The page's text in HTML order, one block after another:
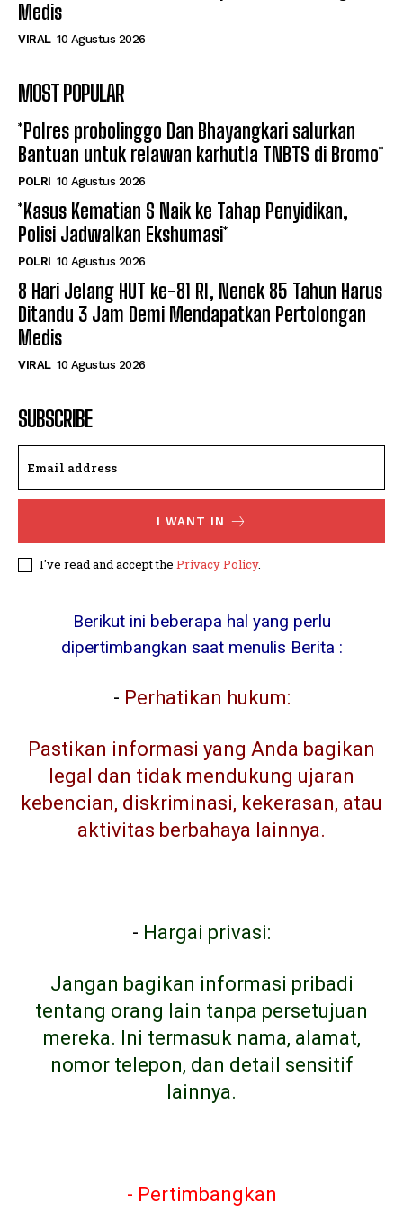
Medis
VIRAL 10 Agustus 2026
MOST POPULAR
*Polres probolinggo Dan Bhayangkari salurkan
Bantuan untuk relawan karhutla TNBTS di Bromo*
POLRI 10 Agustus 2026
*Kasus Kematian S Naik ke Tahap Penyidikan,
Polisi Jadwalkan Ekshumasi*
POLRI 10 Agustus 2026
8 Hari Jelang HUT ke-81 RI, Nenek 85 Tahun Harus
Ditandu 3 Jam Demi Mendapatkan Pertolongan
Medis
VIRAL 10 Agustus 2026
SUBSCRIBE
I WANT IN
I've read and accept the Privacy Policy.
Berikut ini beberapa hal yang perlu
dipertimbangkan saat menulis Berita :
- Perhatikan hukum:
Pastikan informasi yang Anda bagikan
legal dan tidak mendukung ujaran
kebencian, diskriminasi, kekerasan, atau
aktivitas berbahaya lainnya.
- Hargai privasi:
Jangan bagikan informasi pribadi
tentang orang lain tanpa persetujuan
mereka. Ini termasuk nama, alamat,
nomor telepon, dan detail sensitif
lainnya.
- Pertimbangkan